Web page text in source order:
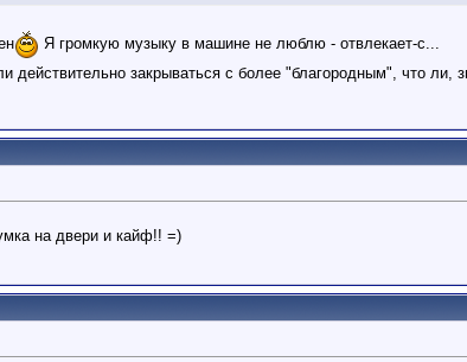
Я громкую музыку в машине не люблю - отвлекает-с...
действительно закрываться с более "благородным", что ли,
на двери и кайф!! =)